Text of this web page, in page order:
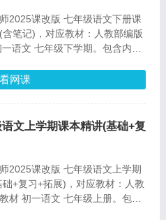
2025课改版 七年级语文下册课
笔记)，对应教材：人教部编版
语文 七年级下学期。包含内
网课
文上学期课本精讲(基础+复
2025课改版 七年级语文上学期
+复习+拓展)，对应教材：人教
材 初一语文 七年级上册。包含